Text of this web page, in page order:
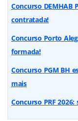
Concurso DEMHAB
contratada!
Concurso Porto
formada!
Concurso PGM BH
mais
Concurso PRF